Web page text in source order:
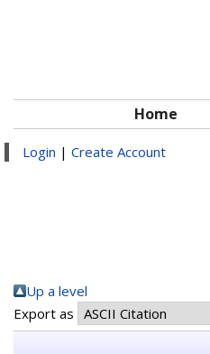
Home
Login | Create Account
Up a level
Export as